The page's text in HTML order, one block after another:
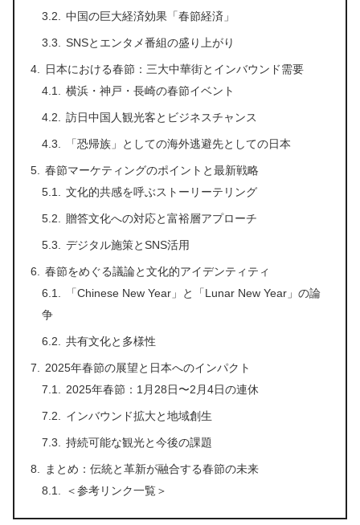
中国の巨大経済効果「春節経済」
SNSとエンタメ番組の盛り上がり
日本における春節：三大中華街とインバウンド需要
横浜・神戸・長崎の春節イベント
訪日中国人観光客とビジネスチャンス
「恐帰族」としての海外逃避先としての日本
春節マーケティングのポイントと最新戦略
文化的共感を呼ぶストーリーテリング
贈答文化への対応と富裕層アプローチ
デジタル施策とSNS活用
春節をめぐる議論と文化的アイデンティティ
「Chinese New Year」と「Lunar New Year」の論
争
共有文化と多様性
2025年春節の展望と日本へのインパクト
2025年春節：1月28日〜2月4日の連休
インバウンド拡大と地域創生
持続可能な観光と今後の課題
まとめ：伝統と革新が融合する春節の未来
＜参考リンク一覧＞